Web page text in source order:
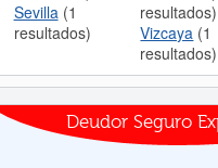
Sevilla(1
resultados)
resultados)
Vizcaya (1
resultados)
Deudor Seguro